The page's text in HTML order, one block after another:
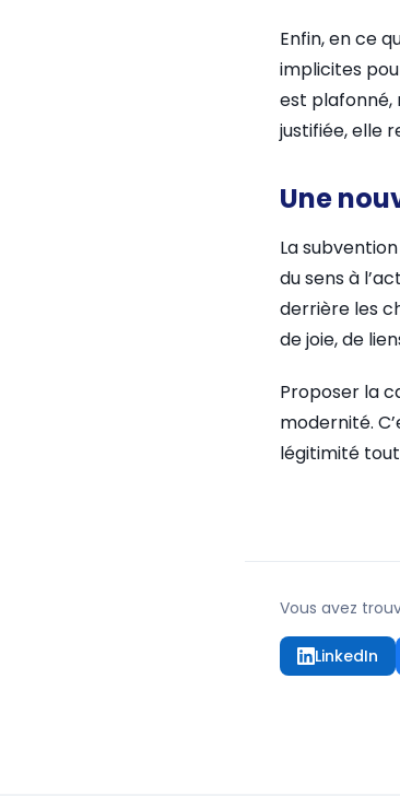
Enfin, en ce
implicites
est plafonné,
justifiée, elle
Une
La
du sens à
derrière les
de joie, de
Proposer la
modernité.
légitimité
Vous avez
LinkedIn